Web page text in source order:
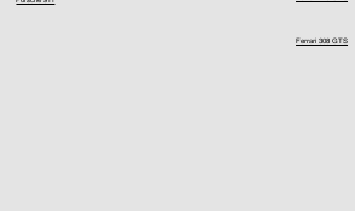
Ferrari 308 GTS